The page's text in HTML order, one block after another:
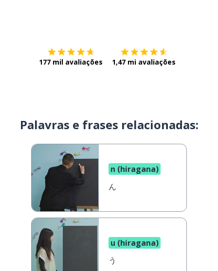
177 mil avaliações 1,47 mi avaliações
Palavras e frases relacionadas:
n (hiragana)
ん
u (hiragana)
う